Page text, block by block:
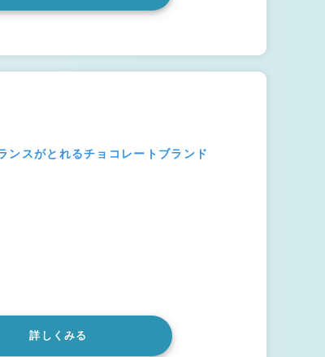
スがとれるチョコレートブランド
詳しくみる